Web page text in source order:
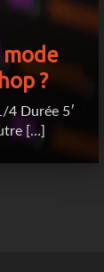
?
Durée 5′
[…]